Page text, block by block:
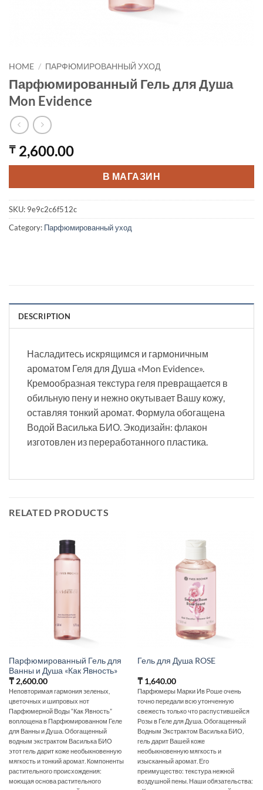
HOME / ПАРФЮМИРОВАННЫЙ УХОД
Парфюмированный Гель для Душа
Mon Evidence
₸ 2,600.00
В МАГАЗИН
SKU: 9e9c2c6f512c
Category: Парфюмированный уход
DESCRIPTION
Насладитесь искрящимся и гармоничным
ароматом Геля для Душа «Mon Evidence».
Кремообразная текстура геля превращается в
обильную пену и нежно окутывает Вашу кожу,
оставляя тонкий аромат. Формула обогащена
Водой Василька БИО. Экодизайн: флакон
изготовлен из переработанного пластика.
RELATED PRODUCTS
Парфюмированный Гель для
Ванны и Душа «Как Явность»
₸2,600.00
Неповторимая гармония зеленых,
цветочных и шипровых нот
Парфюмерной Воды “Как Явность”
воплощена в Парфюмированном Геле
для Ванны и Душа. Обогащенный
водным экстрактом Василька БИО
этот гель дарит коже необыкновенную
мягкость и тонкий аромат. Компоненты
растительного происхождения:
моющая основа растительного
Гель для Душа ROSE
₸1,640.00
Парфюмеры Марки Ив Роше очень
точно передали всю утонченную
свежесть только что распустившейся
Розы в Геле для Душа. Обогащенный
Водным Экстрактом Василька БИО‚
гель дарит Вашей коже
необыкновенную мягкость и
изысканный аромат. Его
преимущество: текстура нежной
воздушной пены. Наши обязательства: